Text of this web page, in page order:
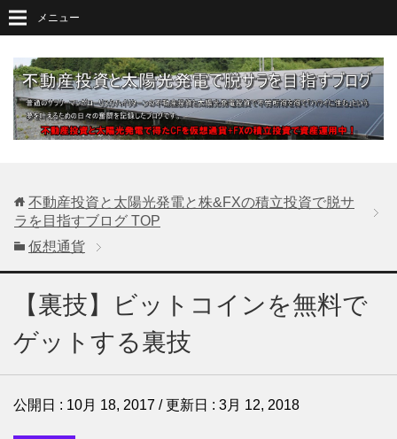
メニュー
不動産投資と太陽光発電と株&FXの積立投資で脱サ
ラを目指すブログ TOP
仮想通貨
【裏技】ビットコインを無料で
ゲットする裏技
公開日 : 10月 18, 2017 / 更新日 : 3月 12, 2018